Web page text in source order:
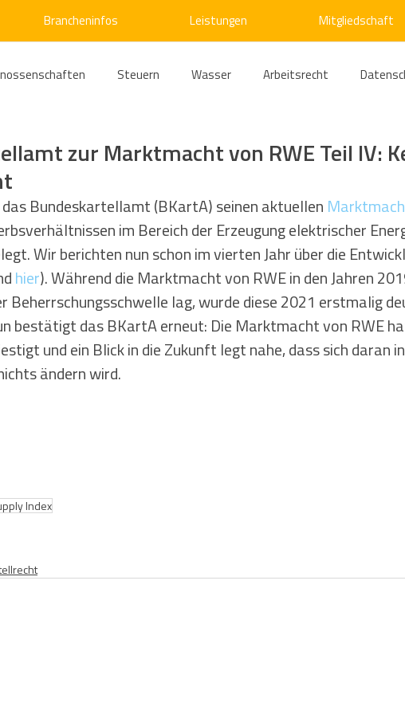
Brancheninfos Leistungen Mitgliedschaft
Steuern Wasser Arbeitsrecht
Kälte Verkehr Entsorgung/Abfall Umweltrecht
und Kartellrecht Europarecht Wirtschafts- und Handelsrecht
E-Mobilität Verwaltungsrecht Allgemein
zur Marktmacht von RWE Teil IV:
Bundeskartellamt (BKartA) seinen aktuellen
im Bereich der Erzeugung elektrischer
Wir berichten nun schon im vierten Jahr über die
hier). Während die Marktmacht von RWE in den Jahren
Beherrschungsschwelle lag, wurde diese 2021 erstmalig
bestätigt das BKartA erneut: Die Marktmacht von RWE
und ein Blick in die Zukunft legt nahe, dass sich daran in
ändern wird.
Index